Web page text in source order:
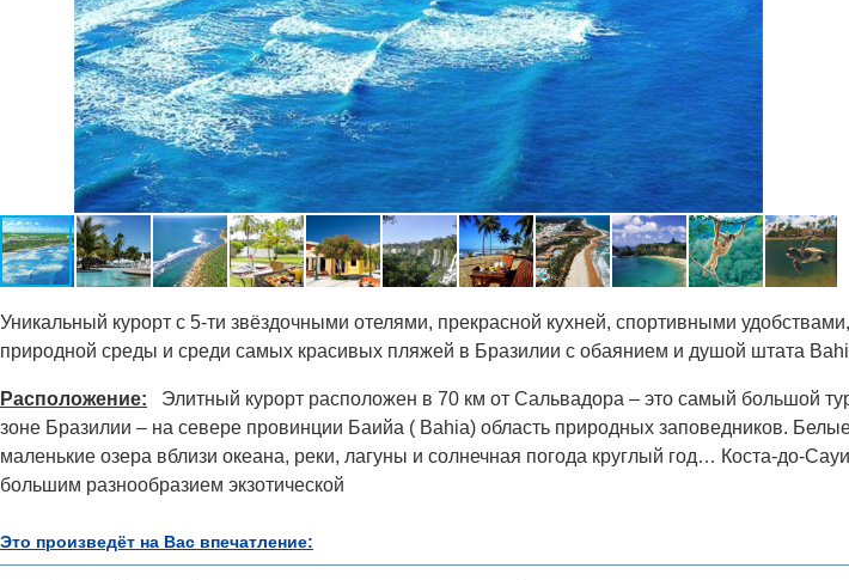
Уникальный курорт с 5-ти звёздочными отелями, прекрасной кухней, спортивными
природной среды и среди самых красивых пляжей в Бразилии с обаянием и душой штата
Расположение:
Элитный курорт расположен в 70 км от Сальвадора – это самый большой
зоне Бразилии – на севере провинции Баийа ( Bahia) область природных заповедников.
маленькие озера вблизи океана, реки, лагуны и солнечная погода круглый год… Коста-до-
большим разнообразием экзотической
Это произведёт на Вас впечатление: